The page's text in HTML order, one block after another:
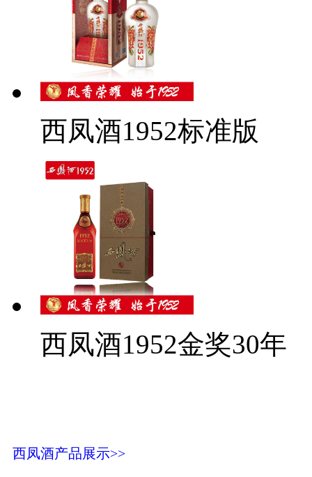
西凤酒1952标准版
西凤酒1952金奖30年
西凤酒产品展示>>